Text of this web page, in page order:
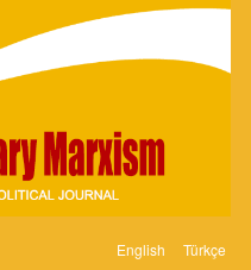
English Türkçe